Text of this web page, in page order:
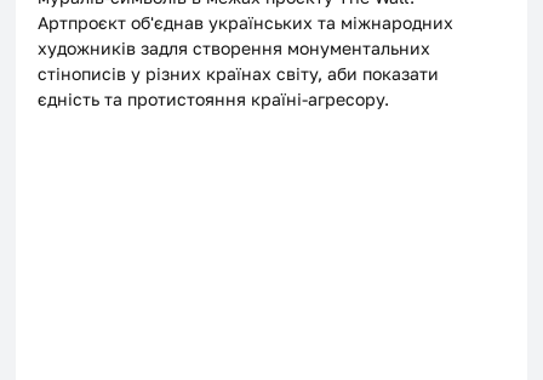
Артпроєкт об'єднав українських та міжнародних
художників задля створення монументальних
стінописів у різних країнах світу, аби показати
єдність та протистояння країні-агресору.